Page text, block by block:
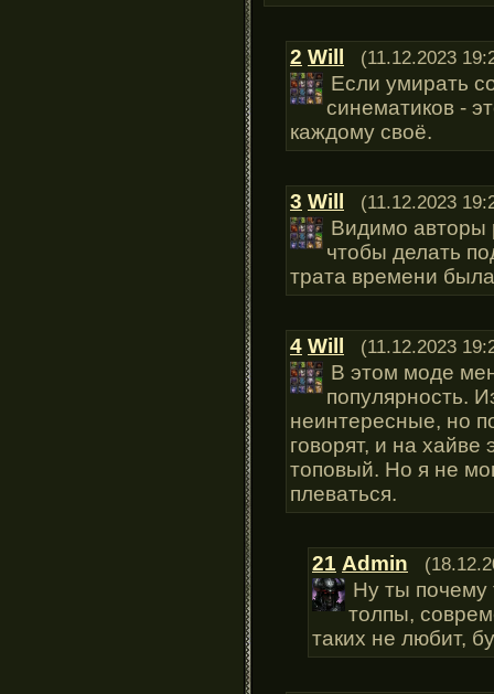
2 Will (11.12.2023
Если умирать
синематиков -
каждому своё.
3 Will (11.12.2023
Видимо авторы
чтобы делать
трата времени
4 Will (11.12.2023
В этом моде
популярность.
неинтересные, но
говорят, и на хайве
топовый. Но я не
плеваться.
21 Admin
Ну ты почему
толпы,
таких не любит,